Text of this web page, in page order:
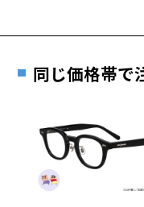
9.5g
※着脱式サングラス：デモレン
タイプ
す。
お近くのZoff実店舗に
その際は記入用紙をダ
同じ価格帯で